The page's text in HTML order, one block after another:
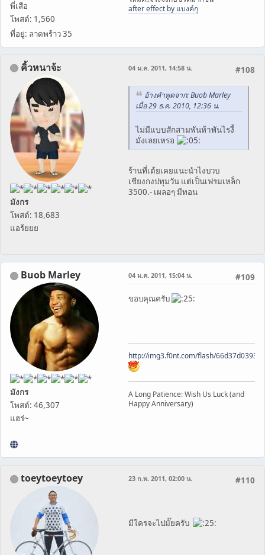
พี่เสือ
โพสต์: 1,560
ที่อยู่: ลาดพร้าว 35
after effect by แบงค์กุ
คิ้วหนาจ้ะ
มังกร
โพสต์: 18,683
แอร้ยยย
#108
04 ม.ค. 2011, 14:58 น.
อ้างคำพูดจาก: Buob Marley
เมื่อ 29 ธ.ค. 2010, 12:36 น.
ไม่มีแบบสักสามพันห้าพันไรงี้
มั่งเลยเหรอ
ร้านที่เต้ยเคยแนะนำไงบวบ
เชียงกงปทุมวัน แต่เป็นเฟรมเหล็ก
3500.- เผลอๆ มีทอน
Buob Marley
มังกร
โพสต์: 46,307
แฮร่~
#109
04 ม.ค. 2011, 15:04 น.
ขอบคุณครับ
http://img3.f0nt.com/flash/
A Long Patience: Wish Us Luck (and
Happy Anniversary)
toeytoeytoey #110
23 ก.พ. 2011, 02:00 น.
มีใครจะไปมั๊ยครับ